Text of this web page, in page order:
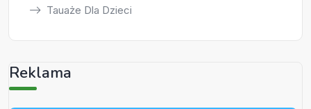
Tauaże Dla Dzieci
Reklama